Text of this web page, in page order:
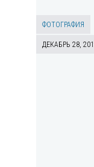
ФОТОГРАФИЯ
ДЕКАБРЬ 28,